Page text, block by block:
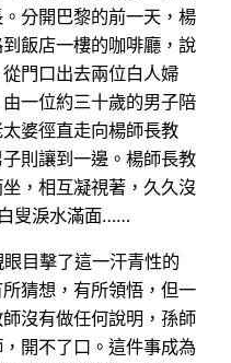
分開巴黎的前一天，楊
飯店一樓的咖啡廳，說
門口出去兩位白人婦
一位約三十歲的男子陪
婆徑直走向楊師長教
則讓到一邊。楊師長教
，相互凝視著，久久沒
叟淚水滿面……
目擊了這一汗青性的
猜想，有所領悟，但一
沒有做任何說明，孫師
開不了口。這件事成為